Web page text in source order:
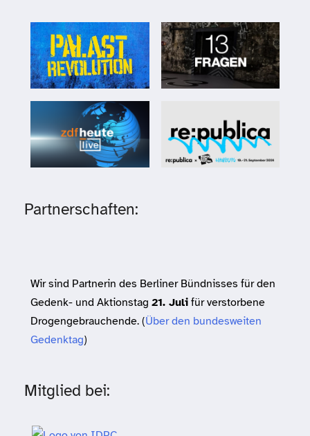
Partnerschaften:
Wir sind Partnerin des Berliner Bündnisses für den
Gedenk- und Aktionstag 21. Julifür verstorbene
Drogengebrauchende. (Über den bundesweiten
Gedenktag)
Mitglied bei: